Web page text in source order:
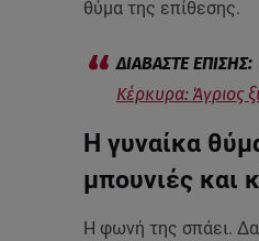
θύμα της επίθεσης.
Κέρκυρα: Άγριος
Η γυναίκα
μπουνιές και
Η φωνή της σπάει.